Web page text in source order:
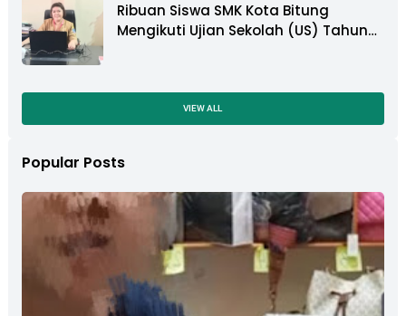
Ribuan Siswa SMK Kota Bitung
Mengikuti Ujian Sekolah (US) Tahun
VIEW ALL
Popular Posts